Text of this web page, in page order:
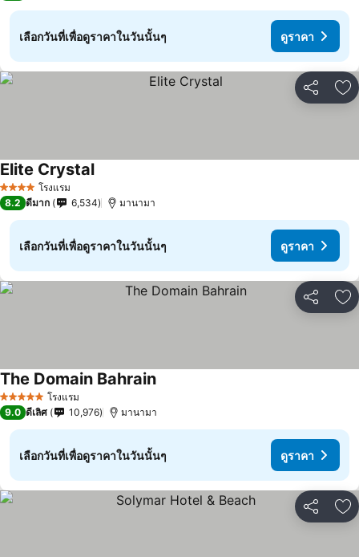
เลือกวันที่เพื่อดูราคาในวันนั้นๆ ดูราคา
แชร์ เ
4 ดาว โรงแรม
Elite Crystal
8.2 ดีมาก 6,534 มานามา
เลือกวันที่เพื่อดูราคาในวันนั้นๆ ดูราคา
แชร์ เ
5 ดาว โรงแรม
The Domain Bahrain
9.0 ดีเลิศ 10,976 มานามา
เลือกวันที่เพื่อดูราคาในวันนั้นๆ ดูราคา
แชร์ เ